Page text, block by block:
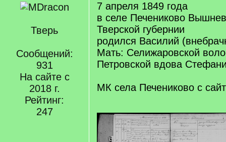
Тверь
Сообщений:
931
На сайте с
2018 г.
Рейтинг:
247
7 апреля 1849 года
в селе Печениково
Тверской губернии
родился Василий
Мать: Селижаровской
Петровской вдова
МК села Печениково с